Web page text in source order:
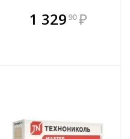
В комплекте
всегда выгоднее!
1 329 90 ₽